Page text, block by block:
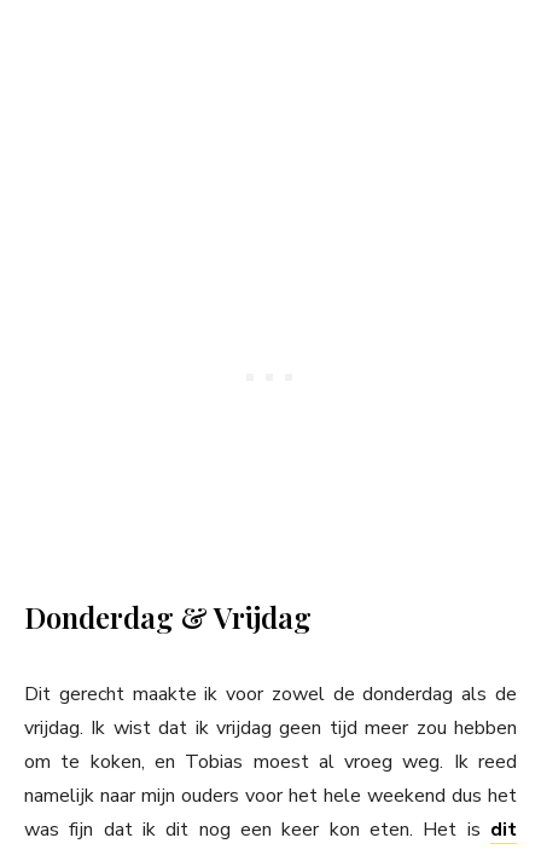
Donderdag & Vrijdag
Dit gerecht maakte ik voor zowel de donderdag als de
vrijdag. Ik wist dat ik vrijdag geen tijd meer zou hebben
om te koken, en Tobias moest al vroeg weg. Ik reed
namelijk naar mijn ouders voor het hele weekend dus het
was fijn dat ik dit nog een keer kon eten. Het is dit